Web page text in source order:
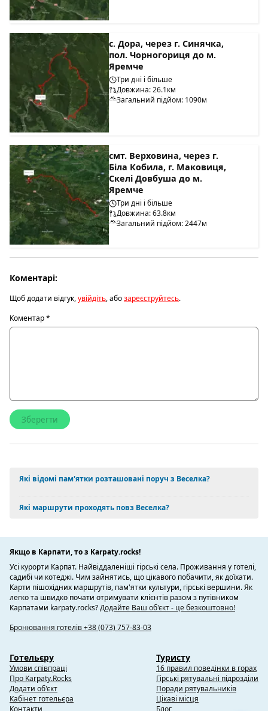
с. Дора, через г. Синячка,
пол. Чорногориця до м.
Яремче
Три дні і більше
Довжина: 26.1км
Загальний підйом: 1090м
смт. Верховина, через г.
Біла Кобила, г. Маковиця,
Скелі Довбуша до м.
Яремче
Три дні і більше
Довжина: 63.8км
Загальний підйом: 2447м
Коментарі:
Щоб додати відгук,увійдіть, абозареєструйтесь.
Коментар*
Які відомі пам'ятки розташовані поруч з Веселка?
Які маршрути проходять повз Веселка?
Якщо в Карпати, то з Karpaty.rocks!
Усі курорти Карпат. Найвіддаленіші гірські села. Проживання у готелі,
садибі чи котеджі. Чим зайнятись, що цікавого побачити, як доїхати.
Карти пішохідних маршрутів, пам'ятки культури, гірські вершини. Як
легко та швидко почати отримувати клієнтів разом з путівником
Карпатами karpaty.rocks?Додайте Ваш об'єкт - це безкоштовно!
Бронювання готелів +38 (073) 757-83-03
Готельєру
Умови співпраці
Про Karpaty.Rocks
Додати об'єкт
Кабінет готельєра
Туристу
16 правил поведінки в горах
Гірські рятувальні підрозділи
Поради рятувальників
Цікаві місця